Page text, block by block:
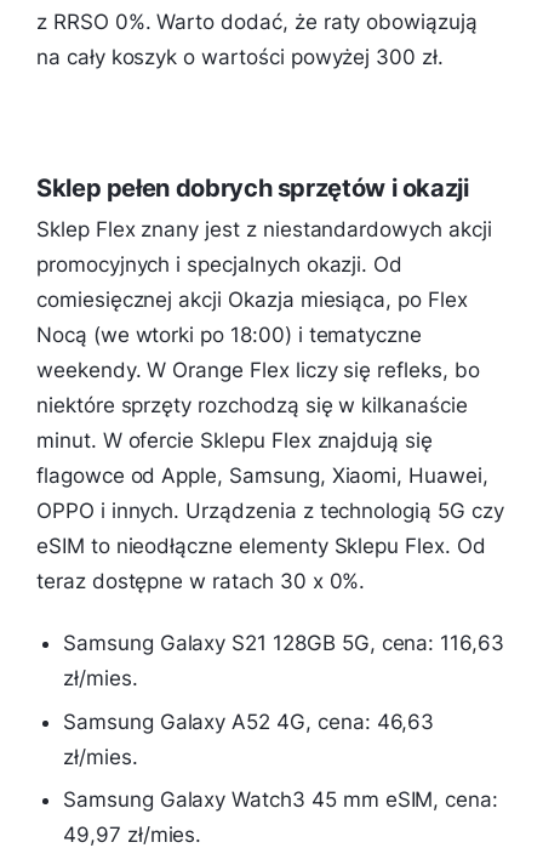
z RRSO 0%. Warto dodać, że raty obowiązują
na cały koszyk o wartości powyżej 300 zł.
Sklep pełen dobrych sprzętów i okazji
Sklep Flex znany jest z niestandardowych akcji
promocyjnych i specjalnych okazji. Od
comiesięcznej akcji Okazja miesiąca, po Flex
Nocą (we wtorki po 18:00) i tematyczne
weekendy. W Orange Flex liczy się refleks, bo
niektóre sprzęty rozchodzą się w kilkanaście
minut. W ofercie Sklepu Flex znajdują się
flagowce od Apple, Samsung, Xiaomi, Huawei,
OPPO i innych. Urządzenia z technologią 5G czy
eSIM to nieodłączne elementy Sklepu Flex. Od
teraz dostępne w ratach 30 x 0%.
Samsung Galaxy S21 128GB 5G, cena: 116,63
zł/mies.
Samsung Galaxy A52 4G, cena: 46,63
zł/mies.
Samsung Galaxy Watch3 45 mm eSIM, cena:
49,97 zł/mies.